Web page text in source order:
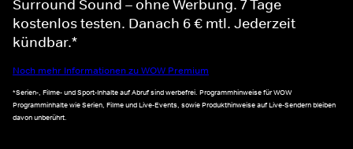
Surround Sound – ohne Werbung. 7 Tage
kostenlos testen. Danach 6 € mtl. Jederzeit
kündbar.*
Noch mehr Informationen zu WOW Premium
*Serien-, Filme- und Sport-Inhalte auf Abruf sind werbefrei. Programmhinweise für WOW
Programminhalte wie Serien, Filme und Live-Events, sowie Produkthinweise auf Live-Sendern bleiben
davon unberührt.